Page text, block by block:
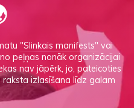
"Slinkais manifests" vai
peļņas nonāk organizācijai
nav jāpērk, jo, pateicoties
izlasīšana līdz galam